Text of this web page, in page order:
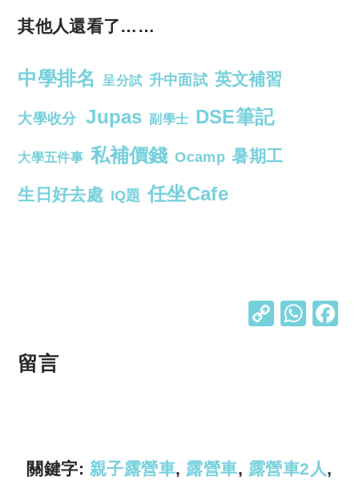
其他人還看了……
中學排名 呈分試 升中面試 英文補習
大學收分 Jupas 副學士 DSE筆記
大學五件事 私補價錢 Ocamp 暑期工
生日好去處 IQ題 任坐Cafe
C
k
W
p
留言
關鍵字: 親子露營車, 露營車, 露營車2人,